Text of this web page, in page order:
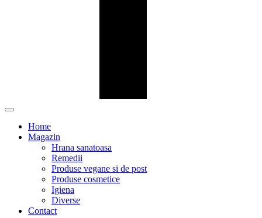
Home
Magazin
Hrana sanatoasa
Remedii
Produse vegane si de post
Produse cosmetice
Igiena
Diverse
Contact